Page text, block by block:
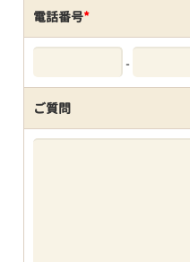
電話番号*
-
ご質問